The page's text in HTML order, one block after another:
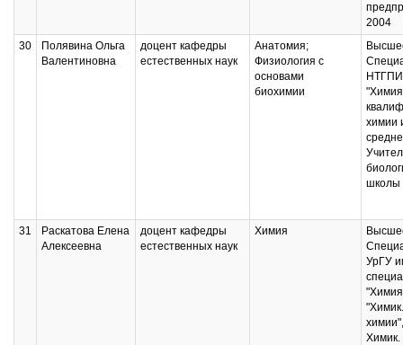
2004
30
Полявина Ольга
Валентиновна
доцент кафедры
естественных наук
Анатомия;
Физиология с
основами
биохимии
химии
школы
31
Раскатова Елена
Алексеевна
доцент кафедры
естественных наук
Химия
УрГУ
Химик.